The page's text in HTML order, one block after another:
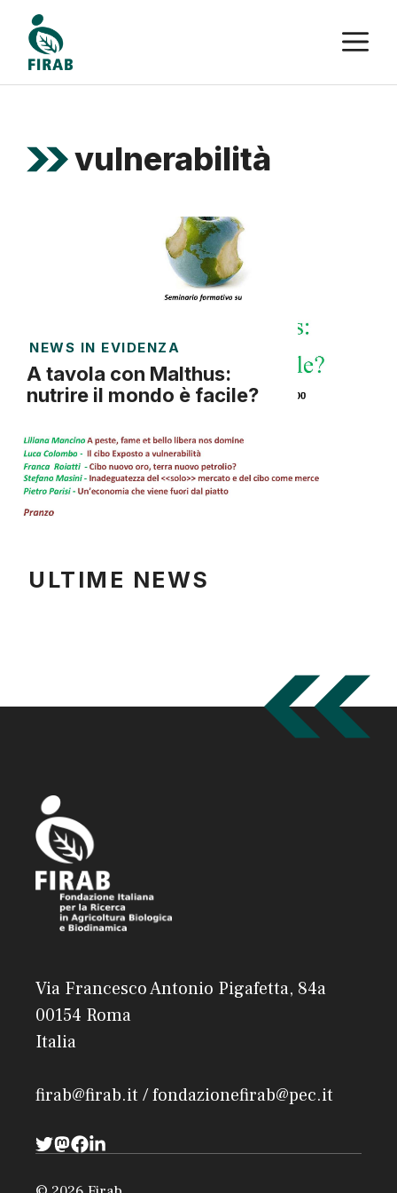
contenuto
vulnerabilità
NEWS IN EVIDENZA
A tavola con Malthus:
nutrire il mondo è facile?
ULTIME NEWS
Via Francesco Antonio Pigafetta, 84a
00154 Roma
Italia
firab@firab.it / fondazionefirab@pec.it